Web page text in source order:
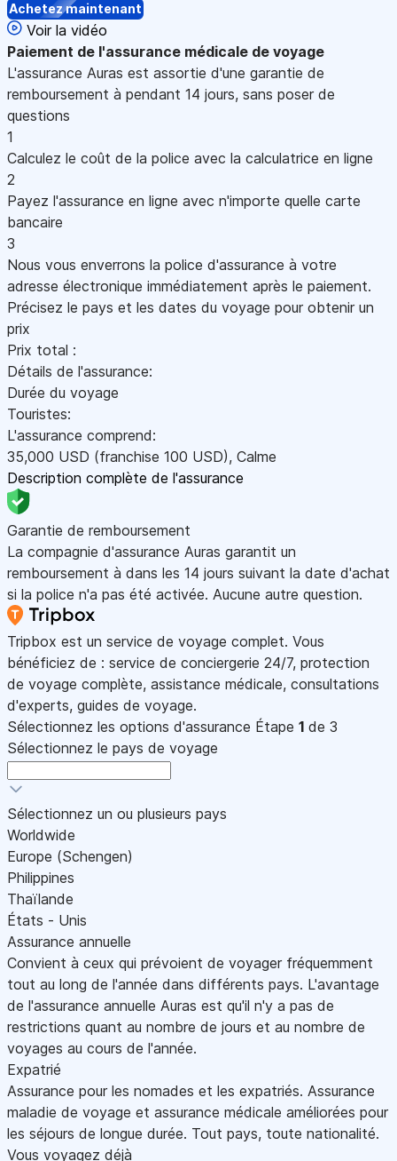
Achetez maintenant
Voir la vidéo
Paiement de l'assurance médicale de voyage
L'assurance Auras est assortie d'une garantie de
remboursement à pendant 14 jours, sans poser de
questions
1
Calculez le coût de la police avec la calculatrice en ligne
2
Payez l'assurance en ligne avec n'importe quelle carte
bancaire
3
Nous vous enverrons la police d'assurance à votre
adresse électronique immédiatement après le paiement.
Précisez le pays et les dates du voyage pour obtenir un
prix
Prix total :
Détails de l'assurance:
Durée du voyage
Touristes:
L'assurance comprend:
35,000 USD (franchise 100 USD), Calme
Description complète de l'assurance
Garantie de remboursement
La compagnie d'assurance Auras garantit un
remboursement à dans les 14 jours suivant la date d'achat
si la police n'a pas été activée. Aucune autre question.
Tripbox est un service de voyage complet. Vous
bénéficiez de : service de conciergerie 24/7, protection
de voyage complète, assistance médicale, consultations
d'experts, guides de voyage.
Sélectionnez les options d'assurance Étape 1 de 3
Sélectionnez le pays de voyage
Sélectionnez un ou plusieurs pays
Worldwide
Europe (Schengen)
Philippines
Thaïlande
États - Unis
Assurance annuelle
Convient à ceux qui prévoient de voyager fréquemment
tout au long de l'année dans différents pays. L'avantage
de l'assurance annuelle Auras est qu'il n'y a pas de
restrictions quant au nombre de jours et au nombre de
voyages au cours de l'année.
Expatrié
Assurance pour les nomades et les expatriés. Assurance
maladie de voyage et assurance médicale améliorées pour
les séjours de longue durée. Tout pays, toute nationalité.
Vous voyagez déjà